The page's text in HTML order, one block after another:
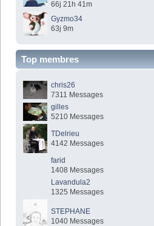
66j 21h 41m
Gyzmo34
63j 9m
Top membres
chris26
7311 Messages
gilles
5210 Messages
TDelrieu
4142 Messages
farid
1408 Messages
Lavandula2
1325 Messages
STEPHANE
1040 Messages